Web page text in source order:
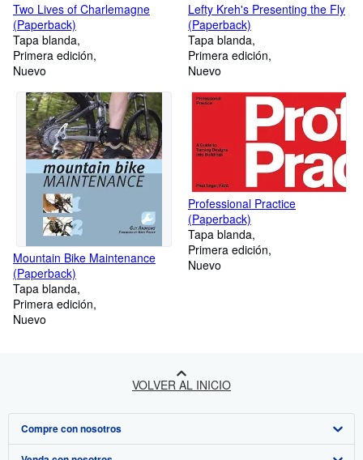
Two Lives of Charlemagne
(Paperback)
Tapa blanda
Primera edición
Nuevo
Lefty Kreh's Presenting the Fly
(Paperback)
Tapa blanda
Primera edición
Nuevo
Mountain Bike Maintenance
(Paperback)
Tapa blanda
Primera edición
Nuevo
Professional Practice
(Paperback)
Tapa blanda
Primera edición
Nuevo
VOLVER AL INICIO
Compre con nosotros